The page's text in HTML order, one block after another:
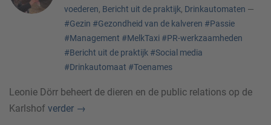
voederen, Bericht uit de praktijk, Drinkautomaten —
#Gezin #Gezondheid van de kalveren #Passie
#Management #MelkTaxi #PR-werkzaamheden
#Bericht uit de praktijk #Social media
#Drinkautomaat #Toenames
Leonie Dörr beheert de dieren en de public relations op de
Karlshof verder →